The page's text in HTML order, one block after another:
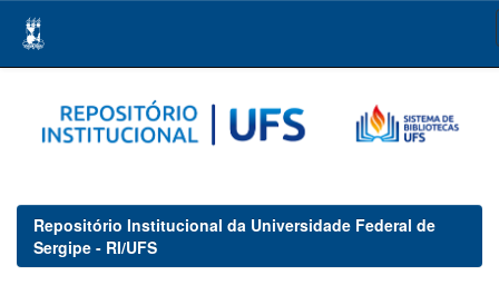
navigation
Repositório Institucional da Universidade Federal de
Sergipe - RI/UFS